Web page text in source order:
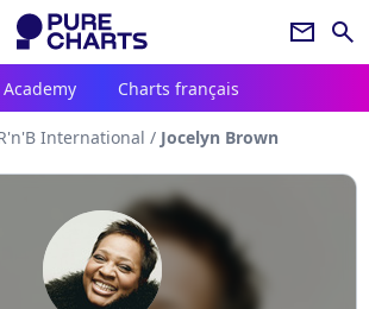
newsletter search
Charts français
International / Jocelyn Brown